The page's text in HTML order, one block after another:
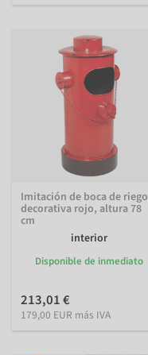
Imitación de boca de riego
decorativa rojo, altura 78
cm
interior
Disponible de inmediato
213,01 €
179,00 EUR más IVA